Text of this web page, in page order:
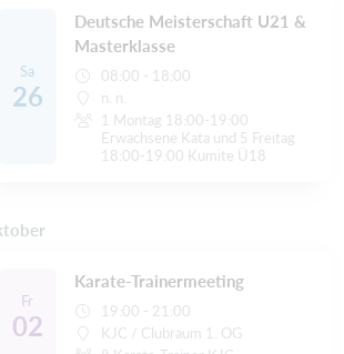
Sa
26
Deutsche Meisterschaft U21 &
Masterklasse
08:00 - 18:00
n. n.
1 Montag 18:00-19:00
Erwachsene Kata und 5 Freitag
18:00-19:00 Kumite Ü18
Fr
02
Karate-Trainermeeting
19:00 - 21:00
KJC / Clubraum 1. OG